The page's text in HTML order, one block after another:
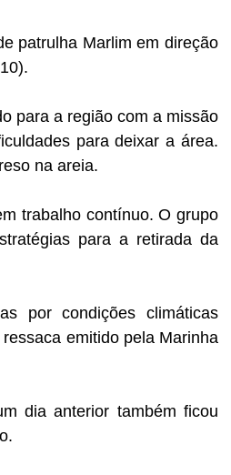
patrulha Marlim em direção
para a região com a missão
para deixar a área.
na areia.
trabalho contínuo. O grupo
para a retirada da
por condições climáticas
emitido pela Marinha
dia anterior também ficou